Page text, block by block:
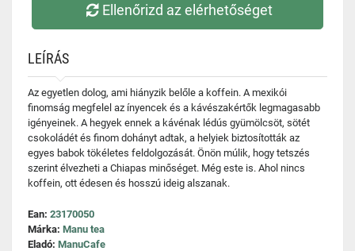
Ellenőrizd az elérhetőséget
LEÍRÁS
Az egyetlen dolog, ami hiányzik belőle a koffein. A mexikói
finomság megfelel az ínyencek és a kávészakértők legmagasabb
igényeinek. A hegyek ennek a kávénak lédús gyümölcsöt, sötét
csokoládét és finom dohányt adtak, a helyiek biztosították az
egyes babok tökéletes feldolgozását. Önön múlik, hogy tetszés
szerint élvezheti a Chiapas minőséget. Még este is. Ahol nincs
koffein, ott édesen és hosszú ideig alszanak.
Ean: 23170050
Márka: Manu tea
Eladó: ManuCafe